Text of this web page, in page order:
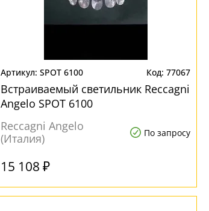
SPOT 6100 77067
Встраиваемый светильник Reccagni
Angelo SPOT 6100
Reccagni Angelo
(Италия)
По запросу
15 108 ₽